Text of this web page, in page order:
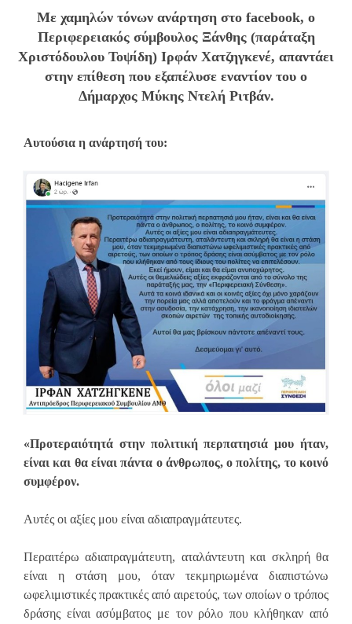
Με χαμηλών τόνων ανάρτηση στο facebook, ο
Περιφερειακός σύμβουλος Ξάνθης (παράταξη
Χριστόδουλου Τοψίδη) Ιρφάν Χατζηγκενέ, απαντάει
στην επίθεση που εξαπέλυσε εναντίον του ο
Δήμαρχος Μύκης Ντελή Ριτβάν.
Αυτούσια η ανάρτησή του:
«Προτεραιότητά στην πολιτική περπατησιά μου ήταν,
είναι και θα είναι πάντα ο άνθρωπος, ο πολίτης, το κοινό
συμφέρον.
Αυτές οι αξίες μου είναι αδιαπραγμάτευτες.
Περαιτέρω αδιαπραγμάτευτη, αταλάντευτη και σκληρή θα
είναι η στάση μου, όταν τεκμηριωμένα διαπιστώνω
ωφελιμιστικές πρακτικές από αιρετούς, των οποίων ο τρόπος
δράσης είναι ασύμβατος με τον ρόλο που κλήθηκαν από